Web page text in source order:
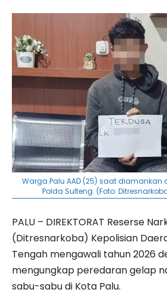
Warga Palu AAD (25) saat diamankan
Polda Sulteng. (Foto:
PALU – DIREKTORAT Reserse
(Ditresnarkoba) Kepolisian
Tengah mengawali tahun 2026
mengungkap peredaran gelap
sabu-sabu di Kota Palu.